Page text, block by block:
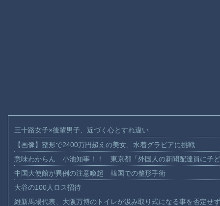
三十路女子×後輩男子、近づく心とすれ違い
【画像】整形で2400万円超えの美女、水着グラビアに挑戦
意味わからん 小池知事！！ 東京都「外国人の新聞配達員に子
中国大使館が異例の注意喚起 韓国での整形手術
大谷の100人ロス招待
維新馬場代表、大阪万博のトイレが汲み取り式になる事を否定せ